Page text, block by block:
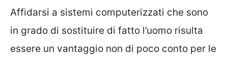
Affidarsi a sistemi computerizzati che sono
in grado di sostituire di fatto l’uomo risulta
essere un vantaggio non di poco conto per le